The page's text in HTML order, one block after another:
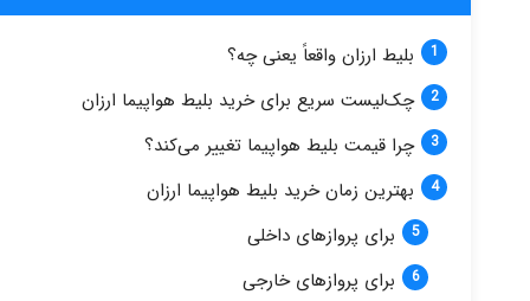
بلیط ارزان واقعاً یعنی چه؟
چک‌لیست سریع برای خرید بلیط هواپیما ارزان
چرا قیمت بلیط هواپیما تغییر می‌کند؟
بهترین زمان خرید بلیط هواپیما ارزان
برای پروازهای داخلی
برای پروازهای خارجی